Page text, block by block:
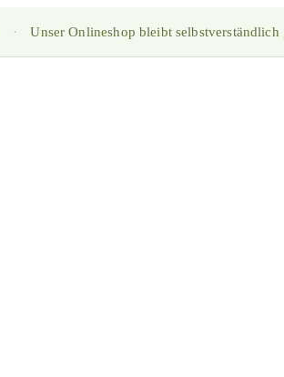
· Unser Onlineshop bleibt